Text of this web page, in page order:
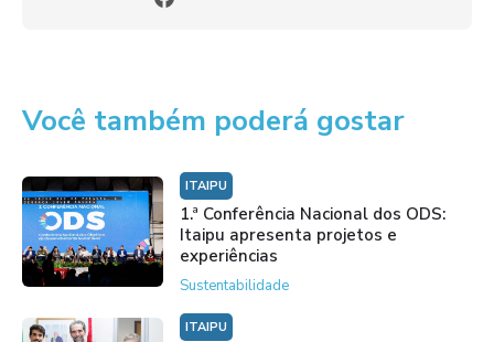
Você também poderá gostar
ITAIPU
1.ª Conferência Nacional dos ODS:
Itaipu apresenta projetos e
experiências
Sustentabilidade
ITAIPU